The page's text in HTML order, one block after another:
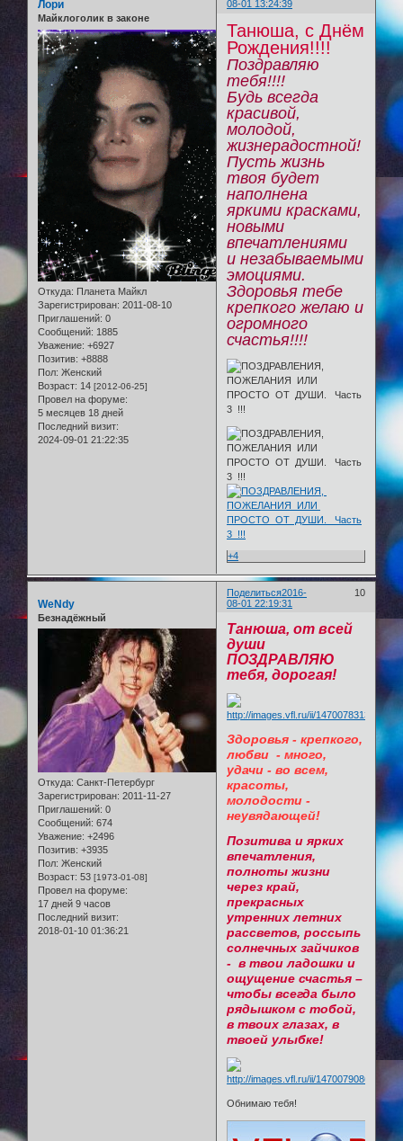
08-01 13:24:39
Лори
Майклоголик в законе
Откуда: Планета Майкл
Зарегистрирован: 2011-08-10
Приглашений: 0
Сообщений: 1885
Уважение: +6927
Позитив: +8888
Пол: Женский
Возраст: 14 [2012-06-25]
Провел на форуме:
5 месяцев 18 дней
Последний визит:
2024-09-01 21:22:35
Танюша, с Днём
Рождения!!!!
Поздравляю
тебя!!!!
Будь всегда
красивой,
молодой,
жизнерадостной!
Пусть жизнь
твоя будет
наполнена
яркими красками,
новыми
впечатлениями
и незабываемыми
эмоциями.
Здоровья тебе
крепкого желаю и
огромного
счастья!!!!
+4
Поделиться 10
2016-
08-01 22:19:31
WeNdy
Безнадёжный
Откуда: Санкт-Петербург
Зарегистрирован: 2011-11-27
Приглашений: 0
Сообщений: 674
Уважение: +2496
Позитив: +3935
Пол: Женский
Возраст: 53 [1973-01-08]
Провел на форуме:
17 дней 9 часов
Последний визит:
2018-01-10 01:36:21
Танюша, от всей
души
ПОЗДРАВЛЯЮ
тебя, дорогая!
Здоровья - крепкого,
любви - много,
удачи - во всем,
красоты,
молодости -
неувядающей!
Позитива и ярких
впечатления,
полноты жизни
через край,
прекрасных
утренних летних
рассветов, россыпь
солнечных зайчиков
- в твои ладошки и
ощущение счастья –
чтобы всегда было
рядышком с тобой,
в твоих глазах, в
твоей улыбке!
Обнимаю тебя!